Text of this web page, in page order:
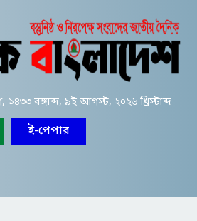
১৪৩৩ বঙ্গাব্দ, ৯ই আগস্ট, ২০২৬ খ্রিস্টাব্দ
ই-পেপার